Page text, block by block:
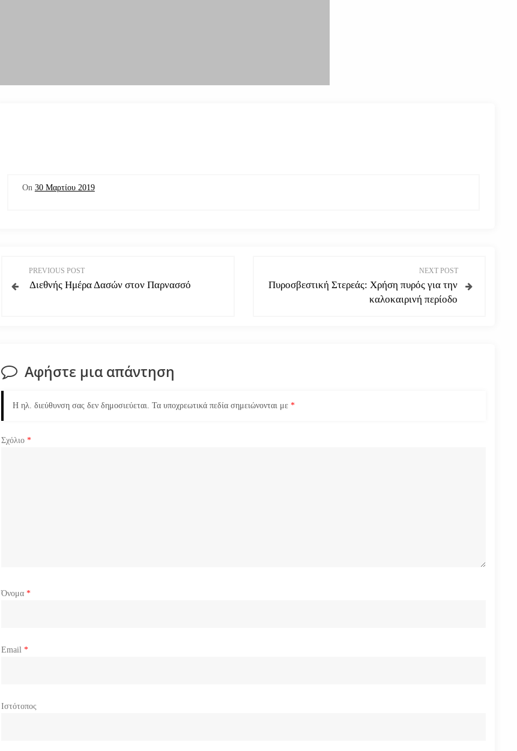
On 30 Μαρτίου 2019
λ
γ
η
σ
ω
PREVIOUS POST
Διεθνής Ημέρα Δασών στον Παρνασσό
NEXT POST
Πυροσβεστική Στερεάς: Χρήση πυρός για την
καλοκαιρινή περίοδο
Αφήστε μια απάντηση
Η ηλ. διεύθυνση σας δεν δημοσιεύεται. Τα υποχρεωτικά πεδία σημειώνονται με*
Σχόλιο*
Όνομα*
Email*
Ιστότοπος